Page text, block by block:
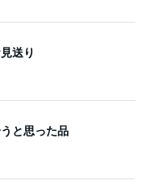
送り
と思った品